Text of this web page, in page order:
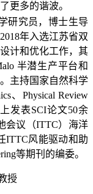
更多的谐波。
研究员，博士生导
2018年入选江苏省双
计和优化工作，其
半潜生产平台和
主持国家自然科学
、 Physical Review
发表SCI论文50余
会议（ITTC）海洋
ITTC风能驱动和助
等期刊的编委。
授